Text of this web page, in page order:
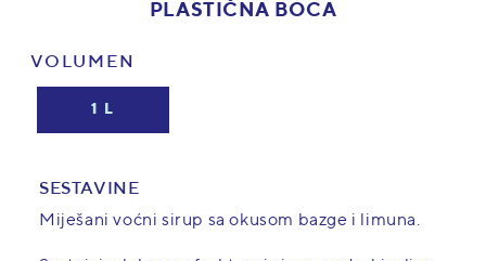
PLASTIČNA BOCA
VOLUMEN
1 L
SESTAVINE
Miješani voćni sirup sa okusom bazge i limuna.